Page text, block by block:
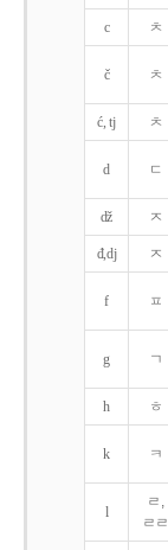
c ㅊ
č ㅊ
ć, tj ㅊ
d ㄷ
dž ㅈ
đ,dj ㅈ
f ㅍ
g ㄱ
h ㅎ
k ㅋ
l
ㄹ,
ㄹㄹ